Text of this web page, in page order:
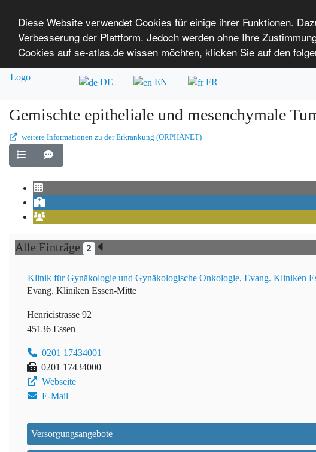
Diese Website verwendet Cookies für einige ihrer Funktionen.
Verbesserung der Plattform. Jedoch werden ohne Ihre
Cookies auf se-atlas.de wissen möchten, klicken Sie auf den
SE-ATLAS
Versorgungsatlas für Menschen mit
Überblick über Einrichtungen Über uns
DE EN FR
Gemischte epitheliale und mesenchymale
weitere Informationen zu der Erkrankung (ORPHANET)
Alle Einträge 2
Klinik für Gynäkologie und Gynäkologische Onkologie, Evang. Kliniken
Evang. Kliniken Essen-Mitte
Henricistrasse 92
45136 Essen
0201 17434001
0201 17434000
Webseite
E-Mail
Versorgungsangebote